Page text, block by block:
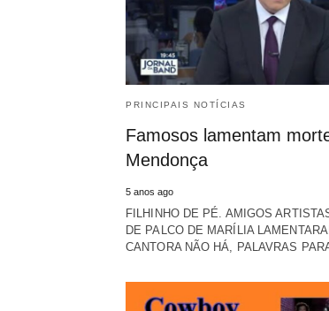
PRINCIPAIS NOTÍCIAS
Famosos lamentam
Mendonça
5 anos ago
FILHINHO DE PÉ. AMIGOS
DE PALCO DE MARÍLIA
CANTORA NÃO HÁ, PALAVRAS